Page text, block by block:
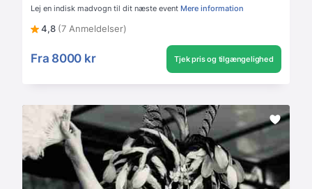
Lej en indisk madvogn til dit næste event Mere information
4,8 (7 Anmeldelser)
Fra 8000 kr Tjek pris og tilgængelighed